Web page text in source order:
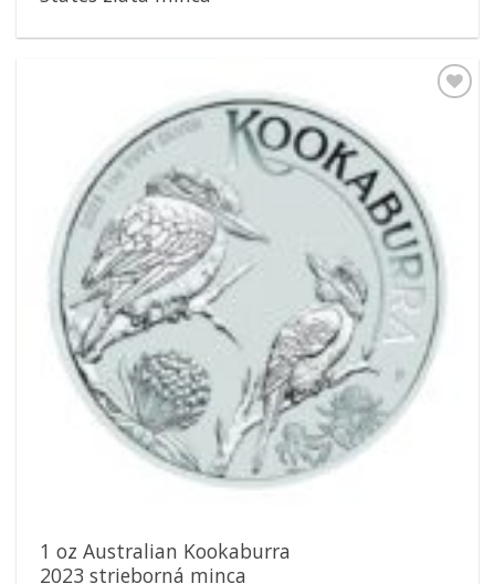
1 oz Australian Kookaburra
2023 strieborná minca